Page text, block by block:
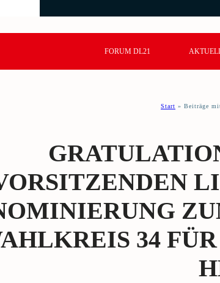
FORUM DL21
Start » Beiträge
34